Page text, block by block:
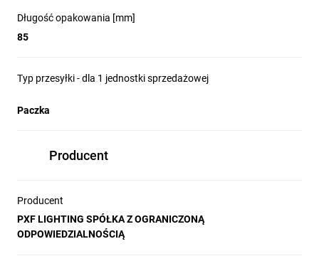
Długość opakowania [mm]
85
Typ przesyłki - dla 1 jednostki sprzedażowej
Paczka
Producent
Producent
PXF LIGHTING SPÓŁKA Z OGRANICZONĄ
ODPOWIEDZIALNOŚCIĄ